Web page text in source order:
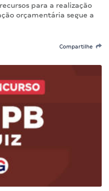
para a realização
orçamentária segue a
Compartilhe